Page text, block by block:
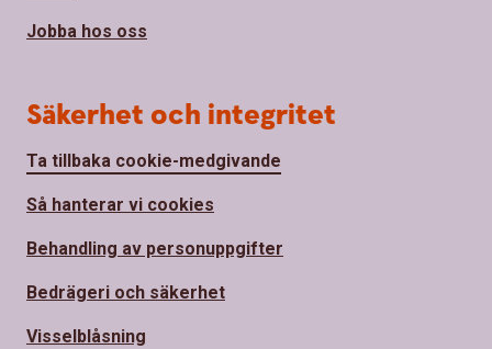
Jobba hos oss
Säkerhet och integritet
Ta tillbaka cookie-medgivande
Så hanterar vi cookies
Behandling av personuppgifter
Bedrägeri och säkerhet
Visselblåsning